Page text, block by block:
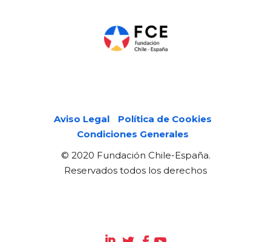
Aviso Legal
Política de Cookies
Condiciones Generales
© 2020 Fundación Chile-España.
Reservados todos los derechos